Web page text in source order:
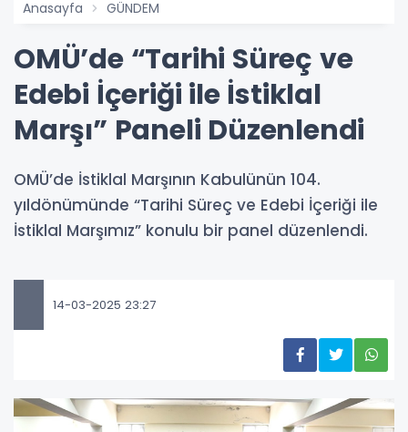
Anasayfa GÜNDEM
OMÜ’de “Tarihi Süreç ve
Edebi İçeriği ile İstiklal
Marşı” Paneli Düzenlendi
OMÜ’de İstiklal Marşının Kabulünün 104.
yıldönümünde “Tarihi Süreç ve Edebi İçeriği ile
İstiklal Marşımız” konulu bir panel düzenlendi.
14-03-2025 23:27